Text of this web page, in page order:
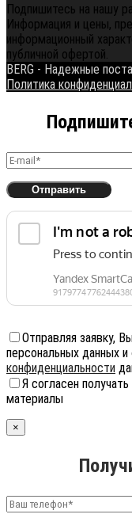
Подпишитесь на нашу
Информация и цены,
информационный
публичной офертой.
BERG - Надежные
Политика
Отправляя заявку,
персональных данных
конфиденциальности
Я согласен
материалы
×